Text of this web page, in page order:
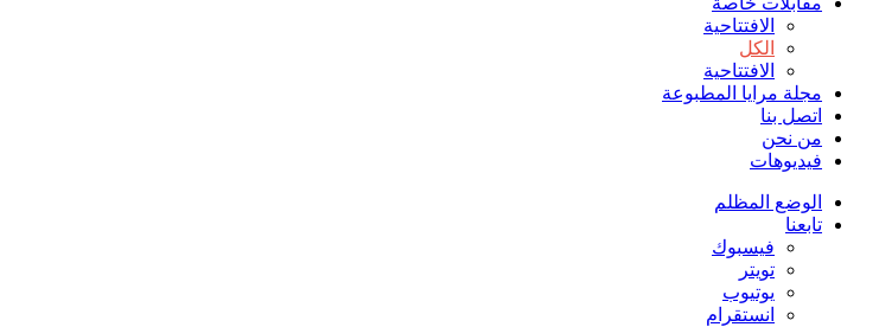
الافتتاحیة
الكل
الافتتاحیة
مجلة مرايا المطبوعة
اتصل بنا
من نحن
فيديوهات
الوضع المظلم
تابعنا
فيسبوك
تويتر
يوتيوب
انستقرام